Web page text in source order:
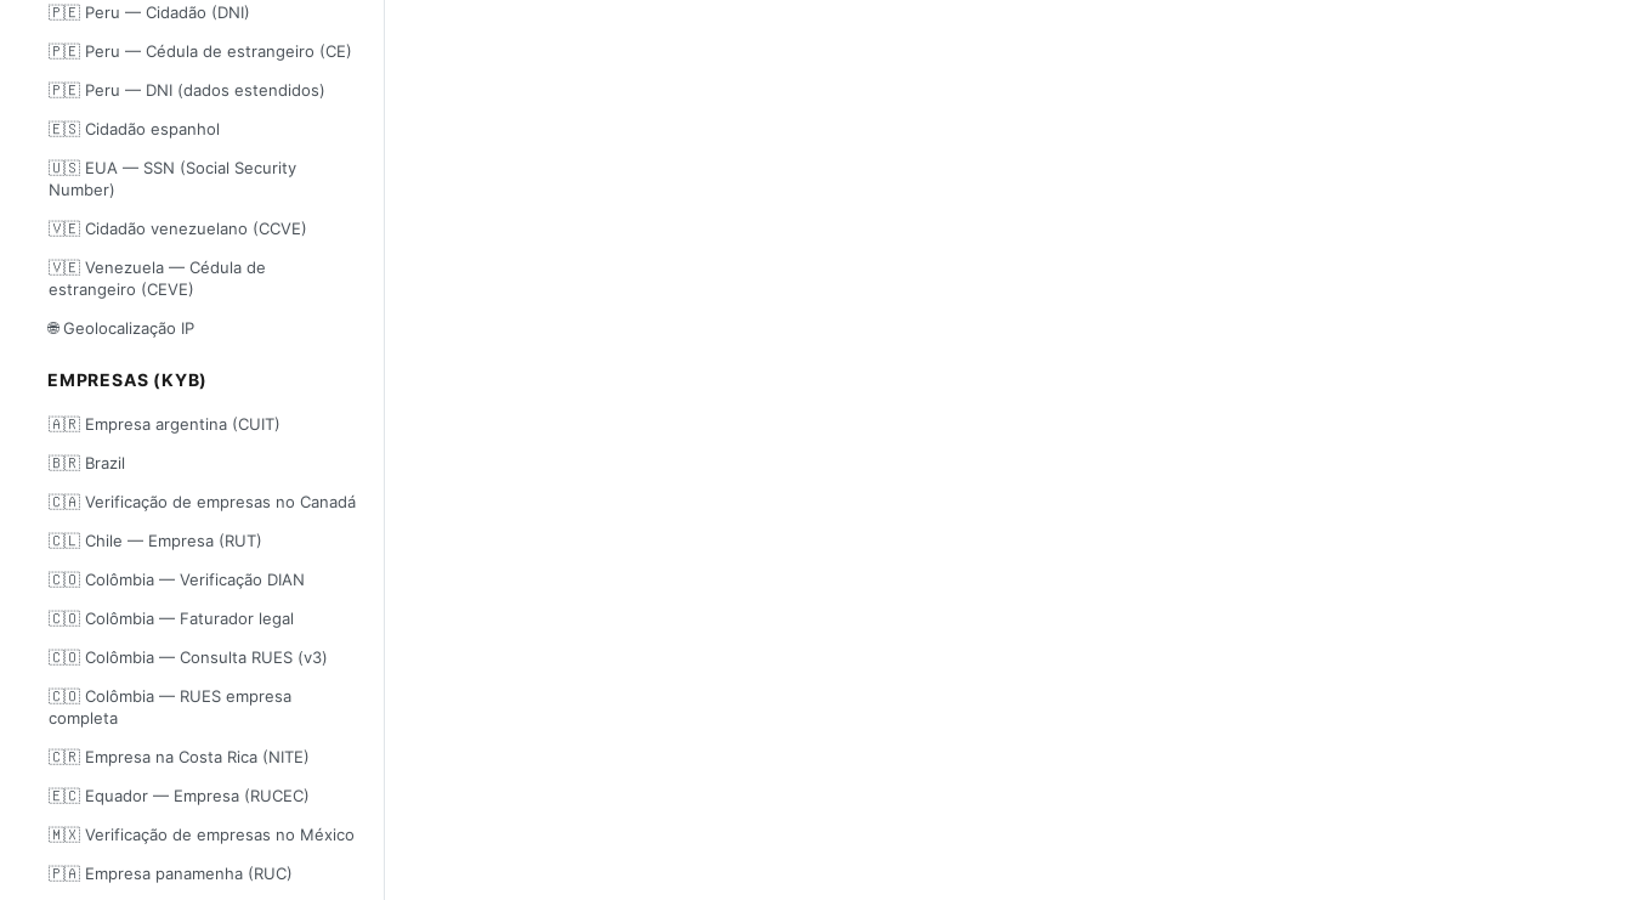
🇵🇪 Peru — Cidadão (DNI)
🇵🇪 Peru — Cédula de estrangeiro (CE)
🇵🇪 Peru — DNI (dados estendidos)
🇪🇸 Cidadão espanhol
🇺🇸 EUA — SSN (Social Security
Number)
🇻🇪 Cidadão venezuelano (CCVE)
🇻🇪 Venezuela — Cédula de
estrangeiro (CEVE)
🌐 Geolocalização IP
EMPRESAS (KYB)
🇦🇷 Empresa argentina (CUIT)
🇧🇷 Brazil
🇨🇦 Verificação de empresas no Canadá
🇨🇱 Chile — Empresa (RUT)
🇨🇴 Colômbia — Verificação DIAN
🇨🇴 Colômbia — Faturador legal
🇨🇴 Colômbia — Consulta RUES (v3)
🇨🇴 Colômbia — RUES empresa
completa
🇨🇷 Empresa na Costa Rica (NITE)
🇪🇨 Equador — Empresa (RUCEC)
🇲🇽 Verificação de empresas no México
🇵🇦 Empresa panamenha (RUC)